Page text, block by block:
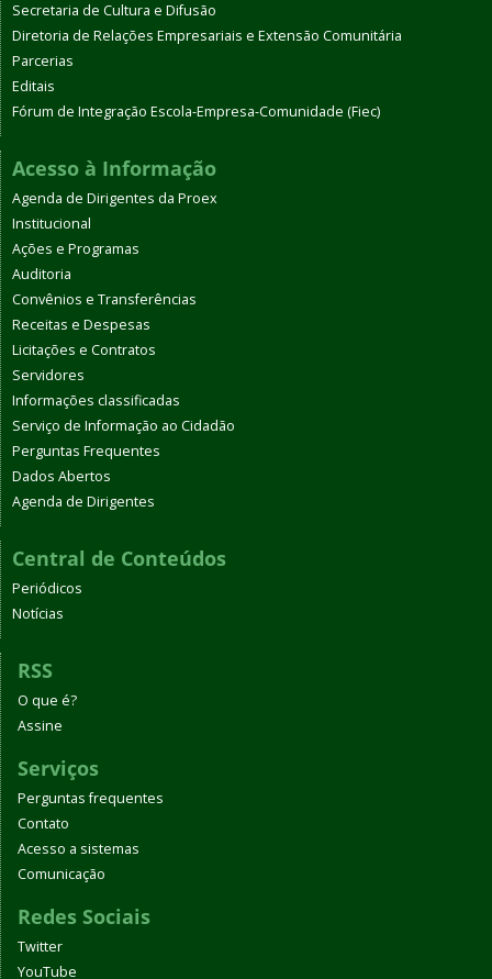
Secretaria de Cultura e Difusão
Diretoria de Relações Empresariais e Extensão Comunitária
Parcerias
Editais
Fórum de Integração Escola-Empresa-Comunidade (Fiec)
Acesso à Informação
Agenda de Dirigentes da Proex
Institucional
Ações e Programas
Auditoria
Convênios e Transferências
Receitas e Despesas
Licitações e Contratos
Servidores
Informações classificadas
Serviço de Informação ao Cidadão
Perguntas Frequentes
Dados Abertos
Agenda de Dirigentes
Central de Conteúdos
Periódicos
Notícias
RSS
O que é?
Assine
Serviços
Perguntas frequentes
Contato
Acesso a sistemas
Comunicação
Redes Sociais
Twitter
YouTube